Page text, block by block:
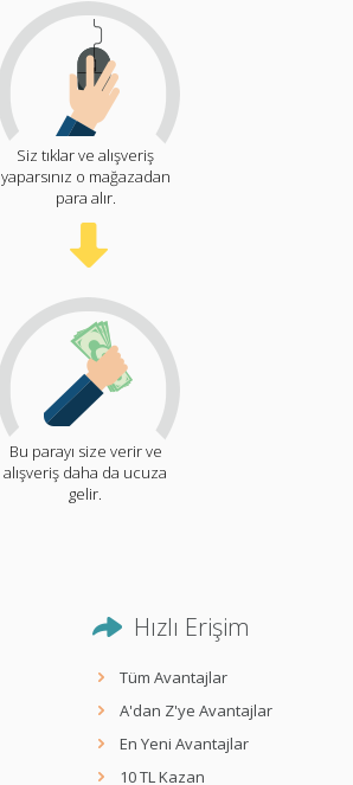
Siz tıklar ve alışveriş
yaparsınız o mağazadan
para alır.
Bu parayı size verir ve
alışveriş daha da ucuza
gelir.
Hızlı Erişim
Tüm Avantajlar
A'dan Z'ye Avantajlar
En Yeni Avantajlar
10 TL Kazan